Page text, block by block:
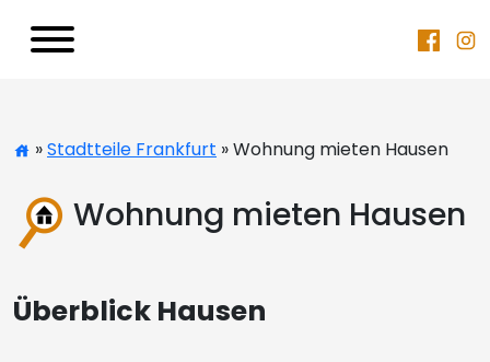
»Stadtteile Frankfurt » Wohnung mieten Hausen
Wohnung mieten Hausen
Überblick Hausen